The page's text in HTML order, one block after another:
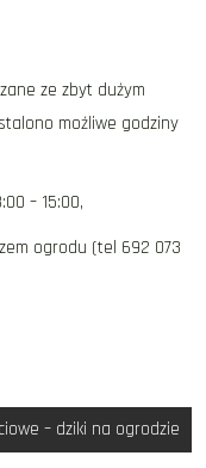
ze zbyt dużym
możliwe godziny
– 15:00,
ogrodu (tel 692 073
– dziki na ogrodzie